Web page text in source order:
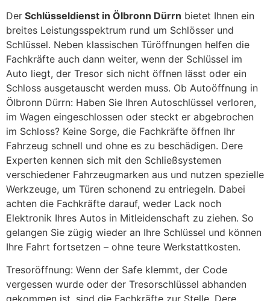
Der Schlüsseldienst in Ölbronn Dürrn bietet Ihnen ein
breites Leistungsspektrum rund um Schlösser und
Schlüssel. Neben klassischen Türöffnungen helfen die
Fachkräfte auch dann weiter, wenn der Schlüssel im
Auto liegt, der Tresor sich nicht öffnen lässt oder ein
Schloss ausgetauscht werden muss. Ob Autoöffnung in
Ölbronn Dürrn: Haben Sie Ihren Autoschlüssel verloren,
im Wagen eingeschlossen oder steckt er abgebrochen
im Schloss? Keine Sorge, die Fachkräfte öffnen Ihr
Fahrzeug schnell und ohne es zu beschädigen. Dere
Experten kennen sich mit den Schließsystemen
verschiedener Fahrzeugmarken aus und nutzen spezielle
Werkzeuge, um Türen schonend zu entriegeln. Dabei
achten die Fachkräfte darauf, weder Lack noch
Elektronik Ihres Autos in Mitleidenschaft zu ziehen. So
gelangen Sie zügig wieder an Ihre Schlüssel und können
Ihre Fahrt fortsetzen – ohne teure Werkstattkosten.
Tresoröffnung: Wenn der Safe klemmt, der Code
vergessen wurde oder der Tresorschlüssel abhanden